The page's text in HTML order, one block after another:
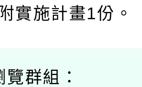
實施計畫1份。
群組：